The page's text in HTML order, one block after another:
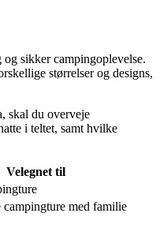
sikker campingoplevelse.
størrelser og designs,
skal du overveje
i teltet, samt hvilke
Velegnet til
med familie